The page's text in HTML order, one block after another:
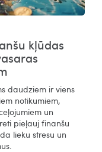
kļūdas
daudziem ir viens
notikumiem,
un
pieļauj finanšu
lieku stresu un